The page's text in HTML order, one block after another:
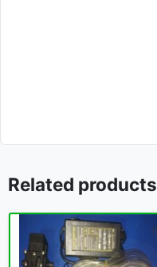
Related products